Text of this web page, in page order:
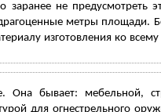
не предусмотреть
метры площади.
изготовления ко
Она бывает: мебельной,
для огнестрельного